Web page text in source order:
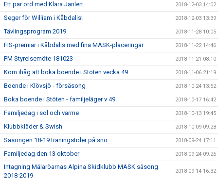
Ett par ord med Klara Janlert 2018-12-03 14:02
Seger för William i Kåbdalis! 2018-12-03 13:39
Tävlingsprogram 2019 2018-11-28 10:05
FIS-premiär i Kåbdalis med fina MASK-placeringar 2018-11-22 14:46
PM Styrelsemöte 181023 2018-11-21 08:10
Kom ihåg att boka boende i Stöten vecka 49 2018-11-06 21:19
Boende i Klövsjö - försäsong 2018-10-24 13:52
Boka boende i Stöten - familjeläger v 49. 2018-10-17 16:42
Familjedag i sol och värme 2018-10-13 19:45
Klubbkläder & Swish 2018-10-09 09:28
Säsongen 18-19 träningstider på snö 2018-09-24 17:11
Familjedag den 13 oktober 2018-09-24 09:26
Intagning Mälaröarnas Alpina Skidklubb MASK säsong
2018-2019
2018-09-14 16:32